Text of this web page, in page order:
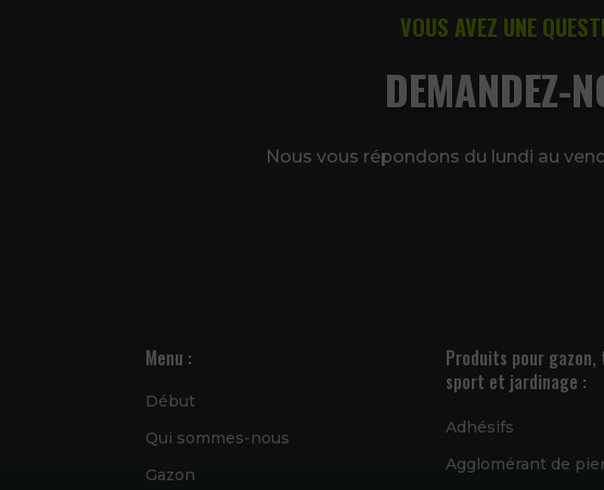
VOUS AVEZ UNE
DEMANDEZ-
Nous vous répondons du lundi au
Menu :
Début
Qui sommes-nous
Gazon
Produits pour
sport et jardinage :
Adhésifs
Agglomérant de